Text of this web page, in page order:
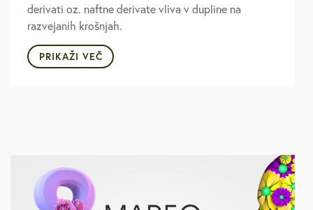
derivati oz. naftne derivate vliva v dupline na
razvejanih krošnjah.
PRIKAŽI VEČ